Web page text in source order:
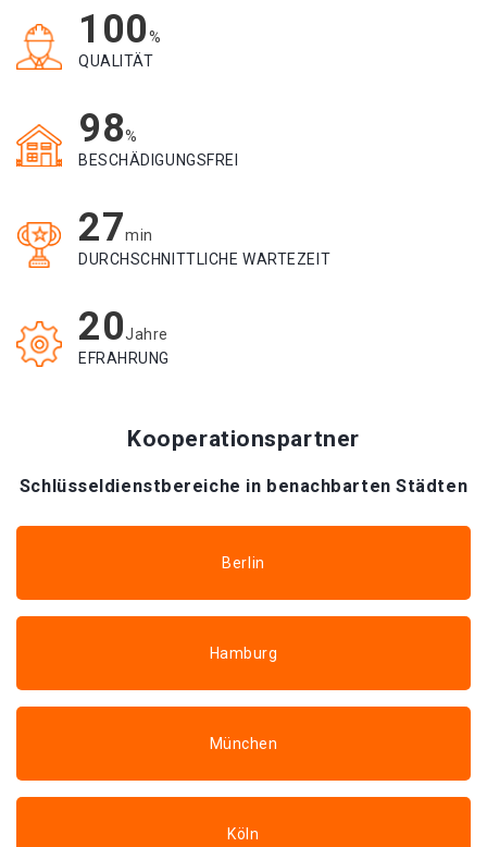
100%
QUALITÄT
98%
BESCHÄDIGUNGSFREI
27min
DURCHSCHNITTLICHE WARTEZEIT
20Jahre
EFRAHRUNG
Kooperationspartner
Schlüsseldienstbereiche in benachbarten Städten
Berlin
Hamburg
München
Köln